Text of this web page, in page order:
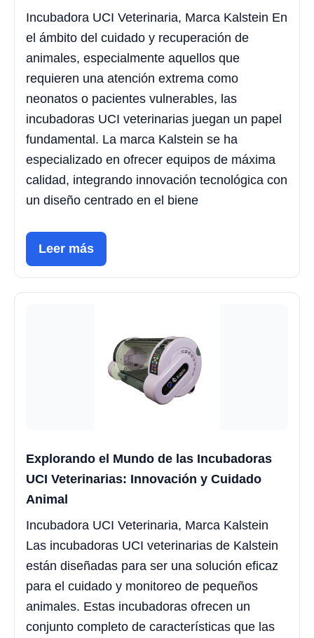
Incubadora UCI Veterinaria, Marca Kalstein En
el ámbito del cuidado y recuperación de
animales, especialmente aquellos que
requieren una atención extrema como
neonatos o pacientes vulnerables, las
incubadoras UCI veterinarias juegan un papel
fundamental. La marca Kalstein se ha
especializado en ofrecer equipos de máxima
calidad, integrando innovación tecnológica con
un diseño centrado en el biene
Leer más
Explorando el Mundo de las Incubadoras
UCI Veterinarias: Innovación y Cuidado
Animal
Incubadora UCI Veterinaria, Marca Kalstein
Las incubadoras UCI veterinarias de Kalstein
están diseñadas para ser una solución eficaz
para el cuidado y monitoreo de pequeños
animales. Estas incubadoras ofrecen un
conjunto completo de características que las